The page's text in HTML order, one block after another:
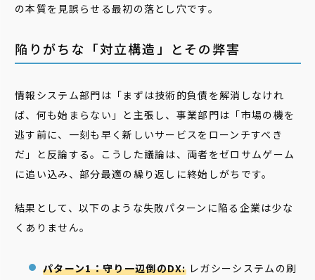
の本質を見誤らせる最初の落とし穴です。
陥りがちな「対立構造」とその弊害
情報システム部門は「まずは技術的負債を解消しなけれ
ば、何も始まらない」と主張し、事業部門は「市場の機を
逃す前に、一刻も早く新しいサービスをローンチすべき
だ」と反論する。こうした議論は、両者をゼロサムゲーム
に追い込み、部分最適の繰り返しに終始しがちです。
結果として、以下のような失敗パターンに陥る企業は少な
くありません。
パターン1：守り一辺倒のDX:レガシーシステムの刷